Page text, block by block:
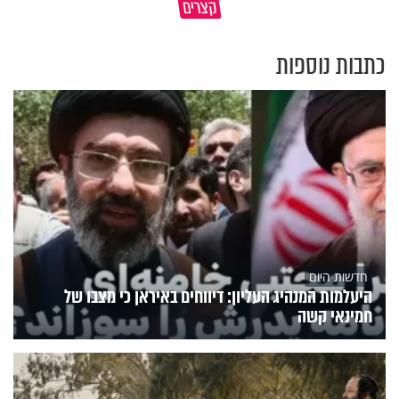
קצריםמדוע האמונה נמשלה למלח?
כתבות נוספות
חדשות היום
היעלמות המנהיג העליון: דיווחים באיראן כי מצבו של
חמינאי קשה